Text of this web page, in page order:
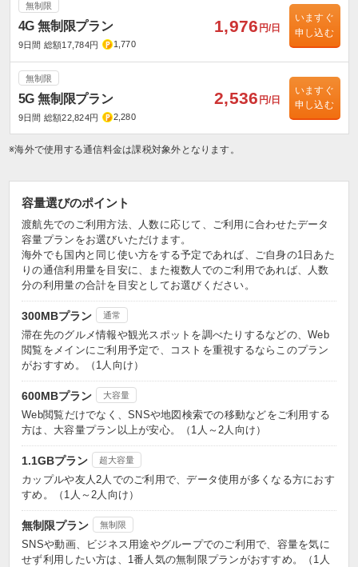
無制限
4G 無制限プラン
9日間 総額17,784円 1,770
1,976 円/日
いますぐ
申し込む
無制限
5G 無制限プラン
9日間 総額22,824円 2,280
2,536 円/日
いますぐ
申し込む
※海外で使用する通信料金は課税対象外となります。
容量選びのポイント
渡航先でのご利用方法、人数に応じて、ご利用に合わせたデータ
容量プランをお選びいただけます。
海外でも国内と同じ使い方をする予定であれば、ご自身の1日あた
りの通信利用量を目安に、また複数人でのご利用であれば、人数
分の利用量の合計を目安としてお選びください。
300MBプラン 通常
滞在先のグルメ情報や観光スポットを調べたりするなどの、Web
閲覧をメインにご利用予定で、コストを重視するならこのプラン
がおすすめ。（1人向け）
600MBプラン 大容量
Web閲覧だけでなく、SNSや地図検索での移動などをご利用する
方は、大容量プラン以上が安心。（1人～2人向け）
1.1GBプラン 超大容量
カップルや友人2人でのご利用で、データ使用が多くなる方におす
すめ。（1人～2人向け）
無制限プラン 無制限
SNSや動画、ビジネス用途やグループでのご利用で、容量を気に
せず利用したい方は、1番人気の無制限プランがおすすめ。（1人